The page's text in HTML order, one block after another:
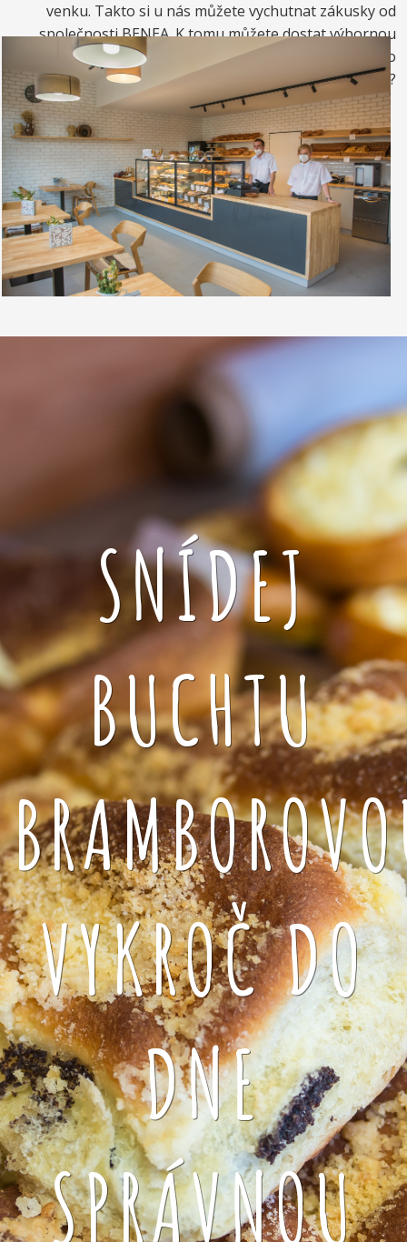
venku. Takto si u nás můžete vychutnat zákusky od
společnosti BENEA. K tomu můžete dostat výbornou
kávou. Nebo si raději dáte zrmzlinový pohár nebo
vynikající točenou zmrzlinu?
SNÍDEJ
BUCHTU
VYKROČ DO
DNE
SPRÁVNOU